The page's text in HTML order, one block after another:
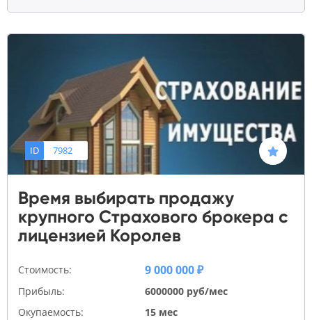
ID 7982
Время выбирать продажу
крупного Страхового брокера с
лицензией Королев
Стоимость: 9 000 000 ₽
Прибыль:
6000000 руб/мес
Окупаемость:
15 мес